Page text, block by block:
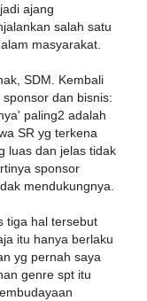
ajang
salah satu
masyarakat.
SDM. Kembali
dan bisnis:
paling2 adalah
SR yg terkena
luas dan jelas tidak
sponsor
mendukungnya.
tiga hal tersebut
itu hanya berlaku
yg pernah saya
genre spt itu